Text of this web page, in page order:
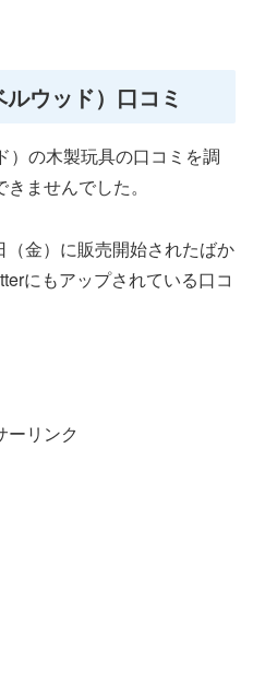
ウッド）口コミ
）の木製玩具の口コミを調
ませんでした。
金）に販売開始されたばか
にもアップされている口コ
ーリンク